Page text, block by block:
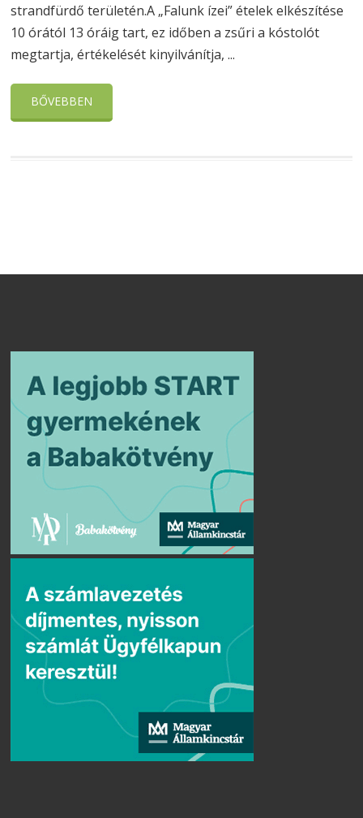
strandfürdő területén.A „Falunk ízei” ételek elkészítése
10 órától 13 óráig tart, ez időben a zsűri a kóstolót
megtartja, értékelését kinyilvánítja, ...
BŐVEBBEN